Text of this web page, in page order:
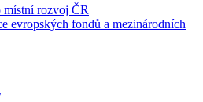
rozvoj ČR
evropských fondů a mezinárodních